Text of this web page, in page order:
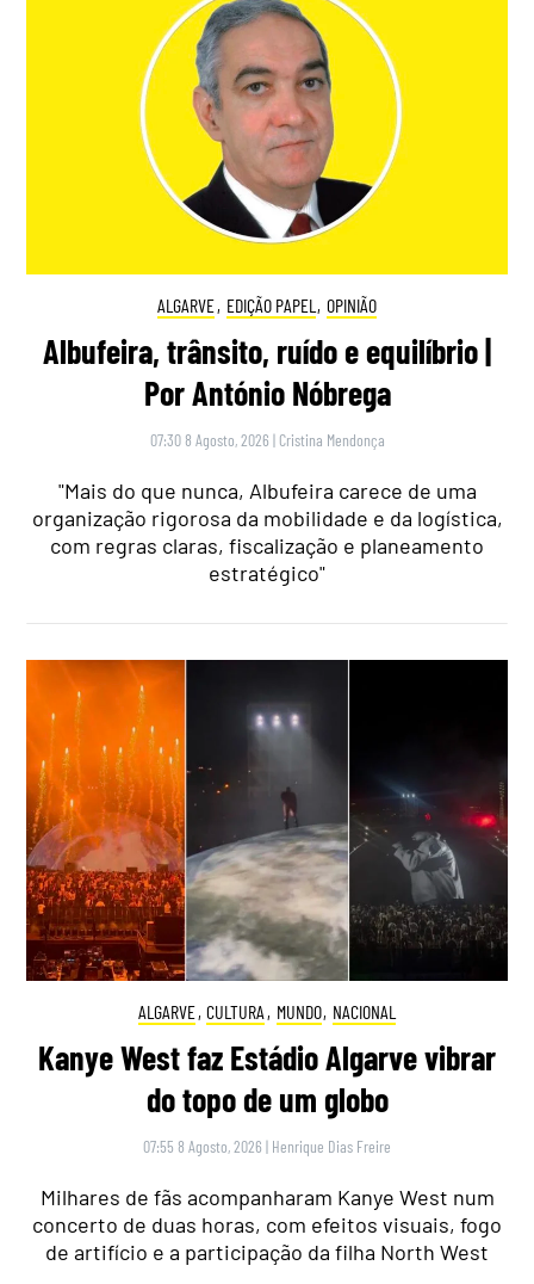
ALGARVE, EDIÇÃO PAPEL , OPINIÃO
Albufeira, trânsito, ruído e equilíbrio |
Por António Nóbrega
07:30 8 Agosto, 2026 | Cristina Mendonça
"Mais do que nunca, Albufeira carece de uma
organização rigorosa da mobilidade e da logística,
com regras claras, fiscalização e planeamento
estratégico"
ALGARVE, CULTURA , MUNDO, NACIONAL
Kanye West faz Estádio Algarve vibrar
do topo de um globo
07:55 8 Agosto, 2026 | Henrique Dias Freire
Milhares de fãs acompanharam Kanye West num
concerto de duas horas, com efeitos visuais, fogo
de artifício e a participação da filha North West